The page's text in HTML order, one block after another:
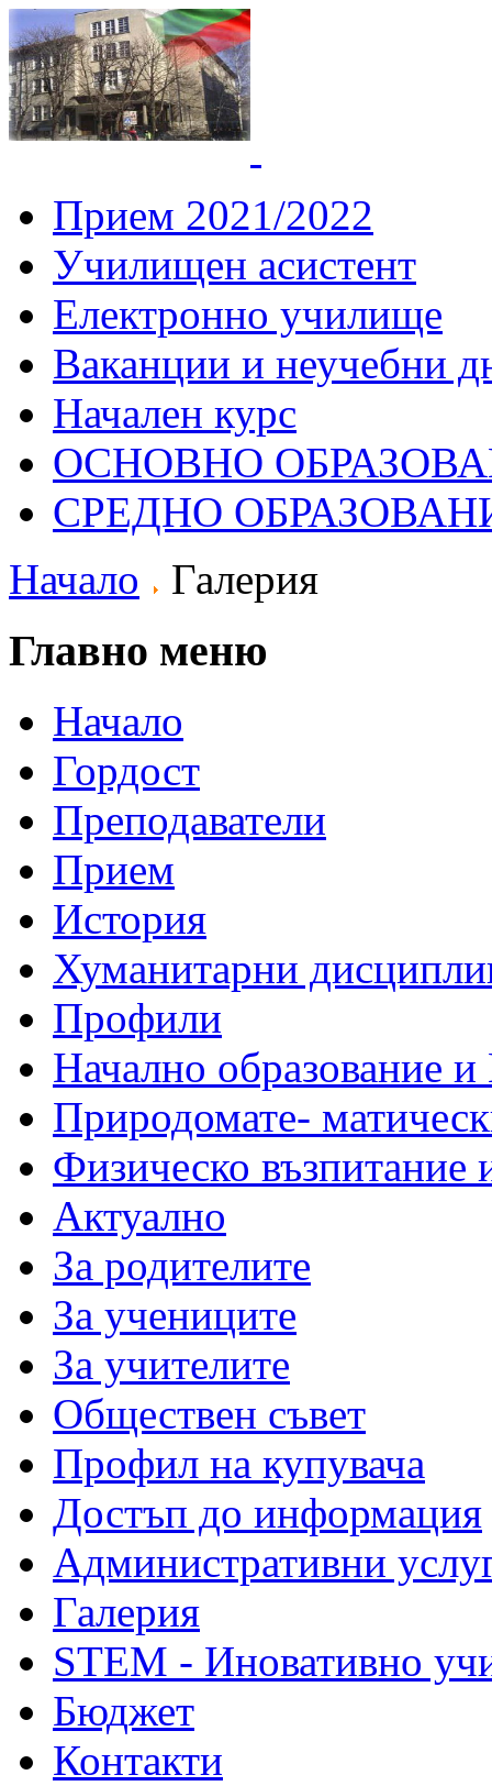
Прием 2021/2022
Училищен асистент
Електронно училище
Ваканции и неучебни
Начален курс
ОСНОВНО
СРЕДНО
Начало
Галерия
Главно меню
Начало
Гордост
Преподаватели
Прием
История
Хуманитарни
Профили
Начално образование
Природомате-
Физическо възпитание
Актуално
За родителите
За учениците
За учителите
Обществен съвет
Профил на купувача
Достъп до информация
Административни
Галерия
STEM - Иновативно
Бюджет
Контакти